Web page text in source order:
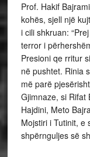
Prof. Hakif
kohës, sjell një
i cili shkruan:
terror i
Presioni qe rritur
në pushtet. Rinia
më parë
Gjimnaze, si Rifat
Hajdini, Meto
Mojstiri i Tutinit, e
shpërnguljes së